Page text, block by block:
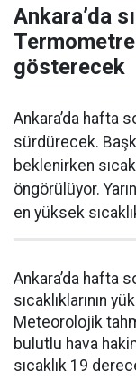
Ankara’da
gösterecek
Ankara’da hafta
sürdürecek.
beklenirken
öngörülüyor.
en yüksek
Ankara’da hafta
sıcaklıklarının
Meteorolojik
bulutlu hava
sıcaklık 19